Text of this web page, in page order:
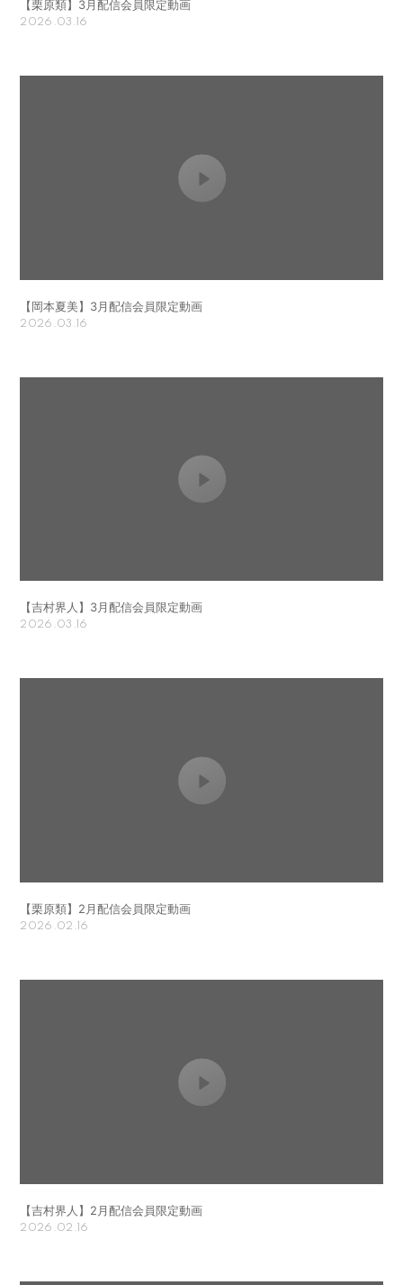
【栗原類】3月配信会員限定動画
2026.03.16
【岡本夏美】3月配信会員限定動画
2026.03.16
【吉村界人】3月配信会員限定動画
2026.03.16
【栗原類】2月配信会員限定動画
2026.02.16
【吉村界人】2月配信会員限定動画
2026.02.16